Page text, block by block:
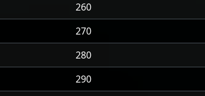
260
270
280
290